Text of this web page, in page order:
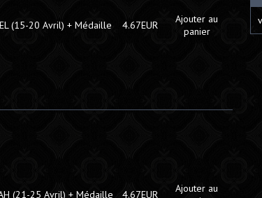
(15-20 Avril) + Médaille 4.67EUR
Ajouter au
panier
(21-25 Avril) + Médaille 4.67EUR
Ajouter au